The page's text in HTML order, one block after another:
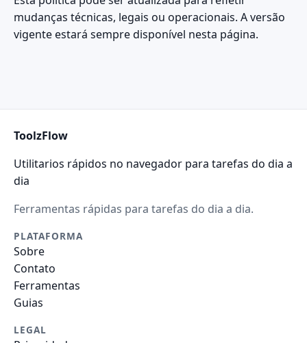
mudanças técnicas, legais ou operacionais. A versão
vigente estará sempre disponível nesta página.
ToolzFlow
Utilitarios rápidos no navegador para tarefas do dia a
dia
Ferramentas rápidas para tarefas do dia a dia.
PLATAFORMA
Sobre
Contato
Ferramentas
Guias
LEGAL